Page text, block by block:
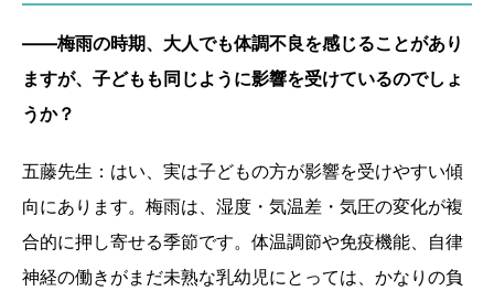
――梅雨の時期、大人でも体調不良を感じることがあり
ますが、子どもも同じように影響を受けているのでしょ
うか？
五藤先生：はい、実は子どもの方が影響を受けやすい傾
向にあります。梅雨は、湿度・気温差・気圧の変化が複
合的に押し寄せる季節です。体温調節や免疫機能、自律
神経の働きがまだ未熟な乳幼児にとっては、かなりの負